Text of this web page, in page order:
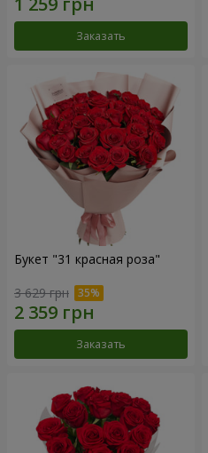
Заказать
Букет "31 красная роза"
3 629 грн
Заказать